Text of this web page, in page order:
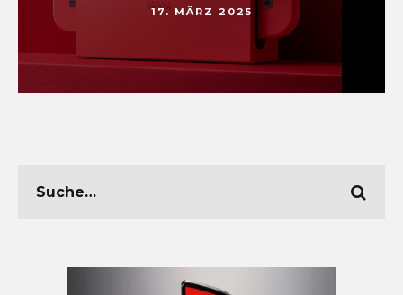
17. MÄRZ 2025